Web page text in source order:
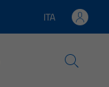
Lingua attiva:
ITA